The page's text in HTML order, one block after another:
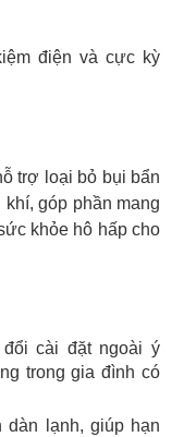
điện và cực kỳ
trợ loại bỏ bụi bẩn
góp phần mang
khỏe hô hấp cho
cài đặt ngoài ý
trong gia đình có
dàn lạnh, giúp hạn